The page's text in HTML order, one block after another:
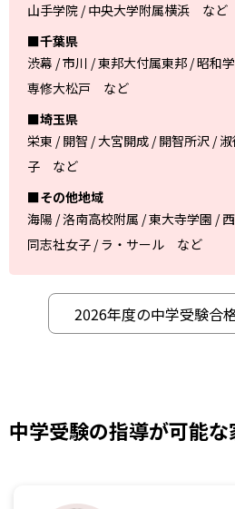
山手学院 / 中央大学附属横浜 など
■千葉県
渋幕 / 市川 / 東邦大付属東邦 / 昭和
専修大松戸 など
■埼玉県
栄東 / 開智 / 大宮開成 / 開智所沢 /
子 など
■その他地域
海陽 / 洛南高校附属 / 東大寺学園 /
同志社女子 / ラ・サール など
2026年度の中学受験合
中学受験の指導が可能